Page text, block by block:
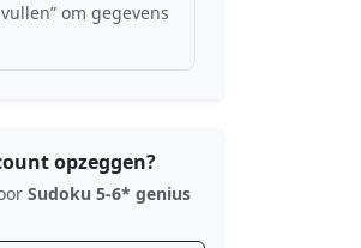
om gegevens
opzeggen?
Sudoku 5-6* genius